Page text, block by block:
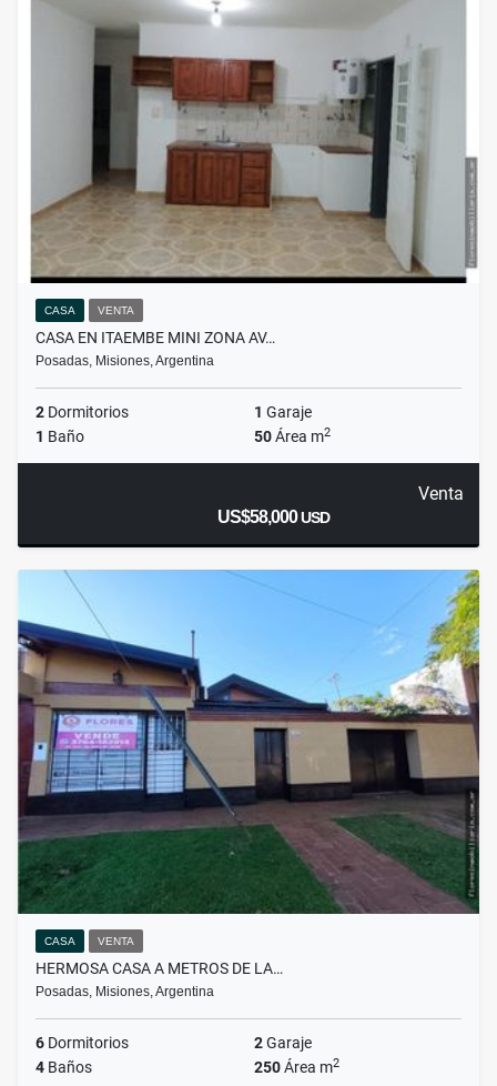
CASA VENTA
CASA EN ITAEMBE MINI ZONA AV…
Posadas, Misiones, Argentina
2 Dormitorios 1 Garaje
1 Baño 50Área m2
Venta
US$58,000USD
CASA VENTA
HERMOSA CASA A METROS DE LA…
Posadas, Misiones, Argentina
6 Dormitorios 2Garaje
4 Baños 250Área m2